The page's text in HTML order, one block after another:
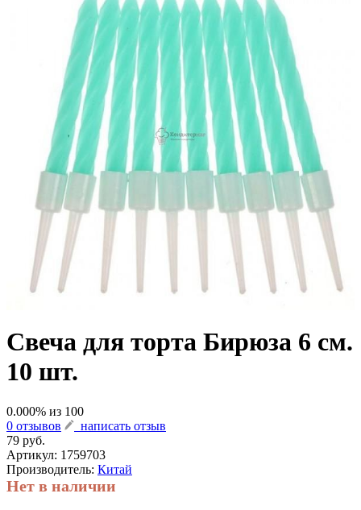
Свеча для торта Бирюза 6 см.
10 шт.
0.000% из 100
0 отзывов
написать отзыв
79 руб.
Артикул: 1759703
Производитель: Китай
Нет в наличии